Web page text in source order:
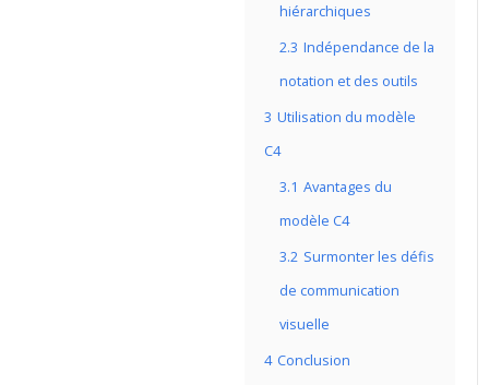
hiérarchiques
2.3 Indépendance de la
notation et des outils
3 Utilisation du modèle
C4
3.1 Avantages du
modèle C4
3.2 Surmonter les défis
de communication
visuelle
4 Conclusion